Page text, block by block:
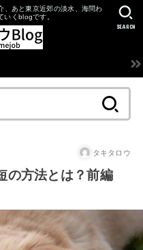
、あと東京近郊の淡水、海問わ
いくblogです。
SEARCH
タキタロウ
の方法とは？前編